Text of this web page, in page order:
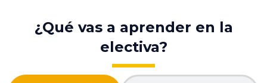
¿Qué vas a aprender en la
electiva?